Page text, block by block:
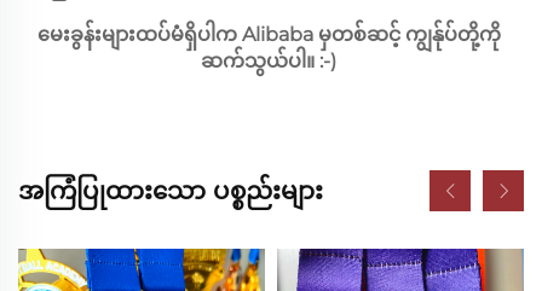
မေးခွန်းများထပ်မံရှိပါက Alibaba မှတစ်ဆင့် ကျွန်ုပ်တို့ကို
ဆက်သွယ်ပါ။ :-)
အကြံပြုထားသော ပစ္စည်းများ